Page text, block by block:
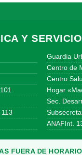
Y
Guardia
Centro de
Centro
Hogar
Sec.
ANAFInt.
FUERA DE